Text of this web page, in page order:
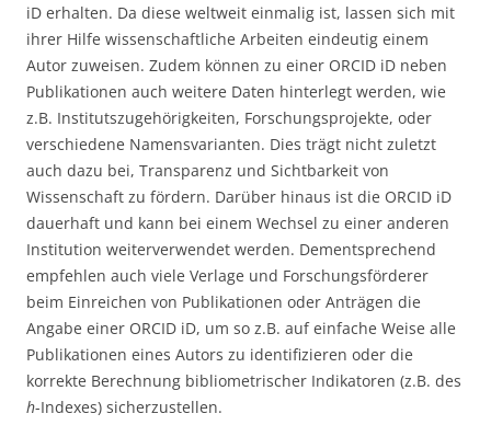
iD erhalten. Da diese weltweit einmalig ist, lassen sich mit
ihrer Hilfe wissenschaftliche Arbeiten eindeutig einem
Autor zuweisen. Zudem können zu einer ORCID iD neben
Publikationen auch weitere Daten hinterlegt werden, wie
z.B. Institutszugehörigkeiten, Forschungsprojekte, oder
verschiedene Namensvarianten. Dies trägt nicht zuletzt
auch dazu bei, Transparenz und Sichtbarkeit von
Wissenschaft zu fördern. Darüber hinaus ist die ORCID iD
dauerhaft und kann bei einem Wechsel zu einer anderen
Institution weiterverwendet werden. Dementsprechend
empfehlen auch viele Verlage und Forschungsförderer
beim Einreichen von Publikationen oder Anträgen die
Angabe einer ORCID iD, um so z.B. auf einfache Weise alle
Publikationen eines Autors zu identifizieren oder die
korrekte Berechnung bibliometrischer Indikatoren (z.B. des
h-Indexes) sicherzustellen.